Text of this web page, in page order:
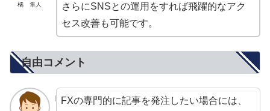
橘 隼人
さらにSNSとの運用をすれば飛躍的なアク
セス改善も可能です。
自由コメント
FXの専門的に記事を発注したい場合には、